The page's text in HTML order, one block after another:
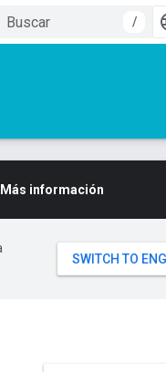
/
Más información